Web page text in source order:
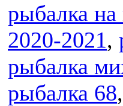
рыбалка на
2020-2021,
рыбалка
рыбалка 68,